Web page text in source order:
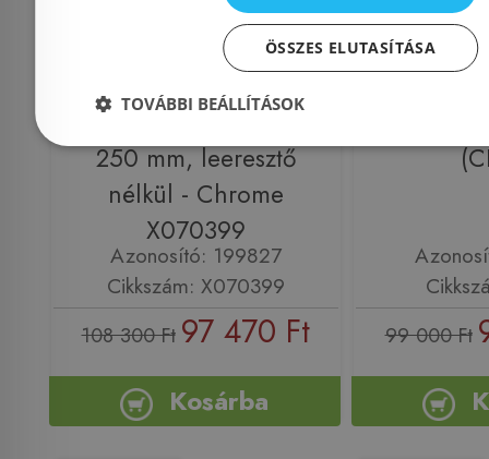
Ravak Espirit ES
014.01CR Álló
mosdócsaptelep BeCool
250 mm, leeresztő
nélkül - Chrome
X070399
Azonosító: 199827
Cikkszám: X070399
108 300 Ft 97 470 Ft
Kosárba
Sapho
99 000 Ft
ÖSSZES ELUTASÍTÁSA
TOVÁBBI BEÁLLÍTÁSOK